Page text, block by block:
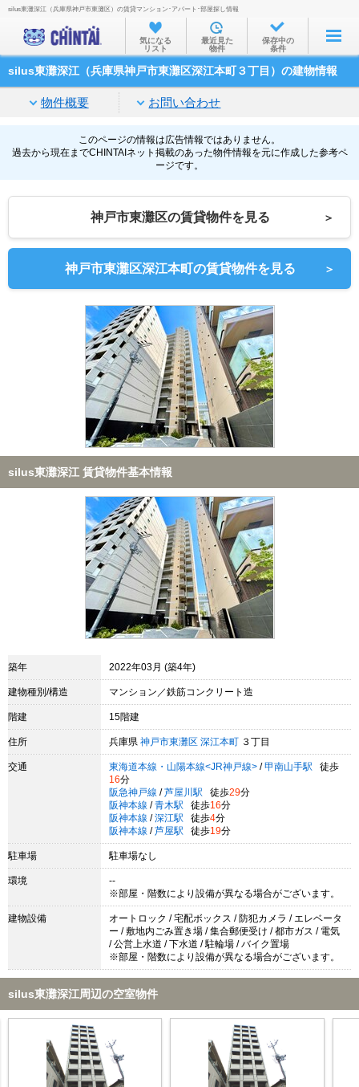
お部屋を探す
沿線・駅から
家賃相場から
通勤通学時間から
物件特集から
不動産会社から
TOP
silus東灘深江（兵庫県神戸市東灘区）の賃貸マンション･アパート･部屋探し情報
気になる
リスト
最近見た
物件
保存中の
条件
silus東灘深江（兵庫県神戸市東灘区深江本町３丁目）の建物情報
物件概要 お問い合わせ
このページの情報は広告情報ではありません。
過去から現在までCHINTAIネット掲載のあった物件情報を元に作成した参考ペ
ージです。
神戸市東灘区の賃貸物件を見る ＞
神戸市東灘区深江本町の賃貸物件を見る ＞
silus東灘深江 賃貸物件基本情報
築年 2022年03月 (築4年)
建物種別/構造 マンション／鉄筋コンクリート造
階建 15階建
住所 兵庫県 神戸市東灘区 深江本町 ３丁目
交通 東海道本線・山陽本線<JR神戸線> / 甲南山手駅
徒歩
16分
阪急神戸線 / 芦屋川駅 徒歩29分
阪神本線 / 青木駅 徒歩16分
阪神本線 / 深江駅 徒歩4分
阪神本線 / 芦屋駅 徒歩19分
駐車場 駐車場なし
環境
--
※部屋・階数により設備が異なる場合がございます。
建物設備
オートロック / 宅配ボックス / 防犯カメラ / エレベータ
ー / 敷地内ごみ置き場 / 集合郵便受け / 都市ガス / 電気
/ 公営上水道 / 下水道 / 駐輪場 / バイク置場
※部屋・階数により設備が異なる場合がございます。
silus東灘深江周辺の空室物件